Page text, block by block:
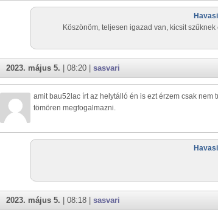
Köszönöm, teljesen igazad van, kicsit szűknek
2023. május 5. | 08:20 | sasvari
amit bau52lac írt az helytálló én is ezt érzem csak nem
tömören megfogalmazni.
2023. május 5. | 08:18 | sasvari